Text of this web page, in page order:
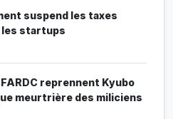
suspend les taxes
les startups
reprennent Kyubo
meurtrière des miliciens